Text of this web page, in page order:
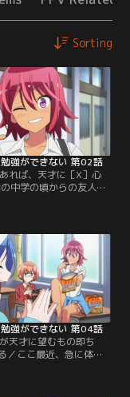
Sorting
強ができない 第02話
れば、天才に［X］心
中学の頃からの友人
薦自体が危ぶまれる状
園長に命じられ、うる
ることに。勉強を嫌が
が、成幸が教育係と聞い
り出す！実はうるかは
…。【提供：バンダイ
強ができない 第04話
天才に望むもの即ち
／ここ最近、急に体重